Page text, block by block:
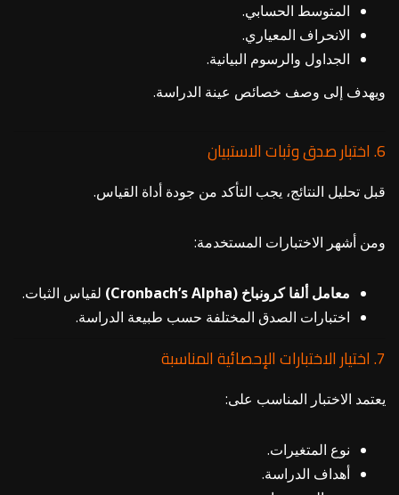
المتوسط الحسابي.
الانحراف المعياري.
الجداول والرسوم البيانية.
ويهدف إلى وصف خصائص عينة الدراسة.
6. اختبار صدق وثبات الاستبيان
قبل تحليل النتائج، يجب التأكد من جودة أداة القياس.
ومن أشهر الاختبارات المستخدمة:
معامل ألفا كرونباخ (Cronbach’s Alpha)
لقياس الثبات.
اختبارات الصدق المختلفة حسب طبيعة الدراسة.
7. اختيار الاختبارات الإحصائية المناسبة
يعتمد الاختبار المناسب على:
نوع المتغيرات.
أهداف الدراسة.